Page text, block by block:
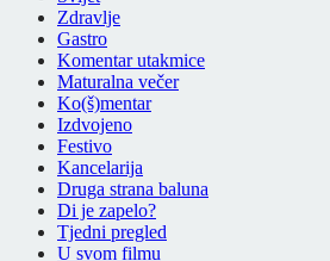
Zdravlje
Gastro
Komentar utakmice
Maturalna večer
Ko(š)mentar
Izdvojeno
Festivo
Kancelarija
Druga strana baluna
Di je zapelo?
Tjedni pregled
U svom filmu